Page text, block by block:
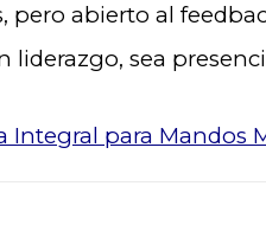
pero abierto al
sea
Integral para Mandos